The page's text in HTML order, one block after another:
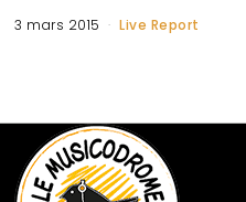
3 mars 2015 Live Report